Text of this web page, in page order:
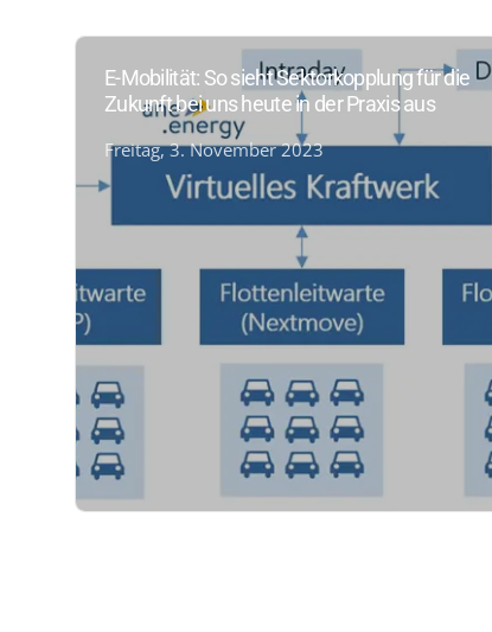
E-Mobilität: So sieht Sektorkopplung für die
Zukunft bei uns heute in der Praxis aus
Freitag, 3. November 2023